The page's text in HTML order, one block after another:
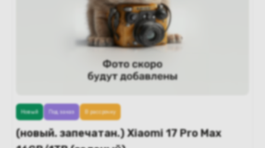
(новый. запечатан.) Xiaomi 17 Pro Max
Новый Под заказ В рассрочку